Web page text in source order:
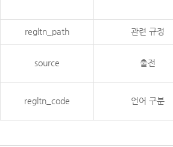
regltn_path 관련 규정
source 출전
regltn_code 언어 구분